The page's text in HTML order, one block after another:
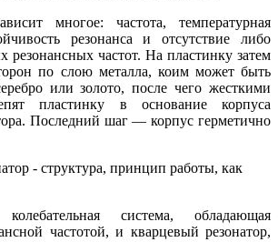
многое: частота, температурная
резонанса и отсутствие либо
резонансных частот. На пластинку затем
по слою металла, коим может быть
или золото, после чего жесткими
пластинку в основание корпуса
Последний шаг — корпус герметично
система, обладающая
частотой, и кварцевый резонатор,